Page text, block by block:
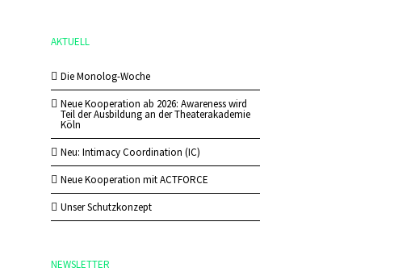
AKTUELL
Die Monolog-Woche
Neue Kooperation ab 2026: Awareness wird
Teil der Ausbildung an der Theaterakademie
Köln
Neu: Intimacy Coordination (IC)
Neue Kooperation mit ACTFORCE
Unser Schutzkonzept
NEWSLETTER